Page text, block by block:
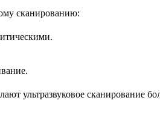
сканированию:
ультразвуковое сканирование